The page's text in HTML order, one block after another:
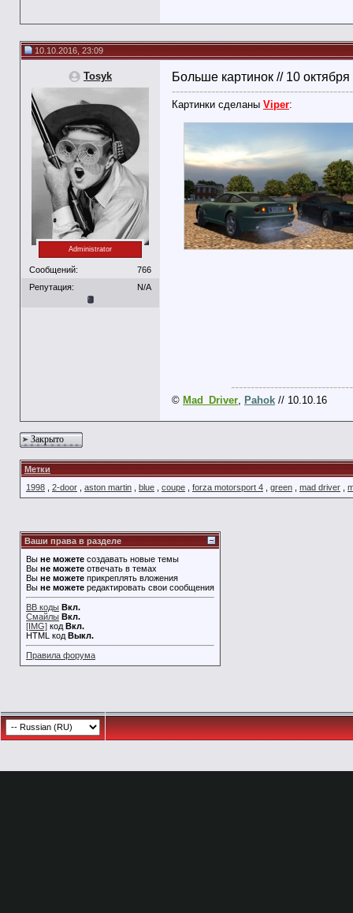
10.10.2016, 23:09
Tosyk
Administrator
Сообщений:
766
Репутация:
N/A
Больше картинок // 10
Картинки сделаны Viper:
© Mad_Driver, Pahok // 10.10.16
Закрыто
Метки
1998
2-door aston martin blue coupe forza motorsport 4 green mad driver
Ваши права в разделе
Вы не можете создавать новые темы
Вы не можете отвечать в темах
Вы не можете прикреплять вложения
Вы не можете редактировать свои сообщения
BB коды Вкл.
Смайлы Вкл.
[IMG] код Вкл.
HTML код Выкл.
Правила форума